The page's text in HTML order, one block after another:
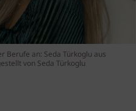
Berufe an: Seda Türkoglu aus
von Seda Türkoglu